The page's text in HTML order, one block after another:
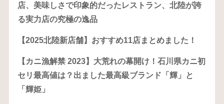
店、美味しさで印象的だったレストラン、北陸が誇
る実力店の究極の逸品
【2025北陸新店舗】おすすめ11店まとめました！
【カニ漁解禁 2023】大荒れの幕開け！石川県カニ初
セリ最高値は？出ました最高級ブランド「輝」と
「輝姫」